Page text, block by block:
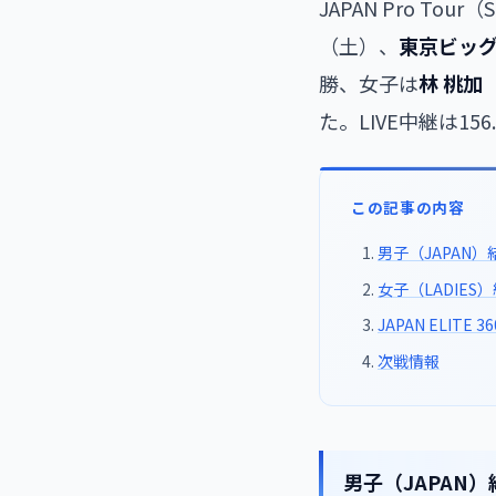
JAPAN Pro Tour（
（土）、 東京ビッ
勝、女子は林 桃加
た。LIVE中継は
この記事の内容
男子（JAPAN）
女子（LADIES
JAPAN ELITE
次戦情報
男子（JAPAN）